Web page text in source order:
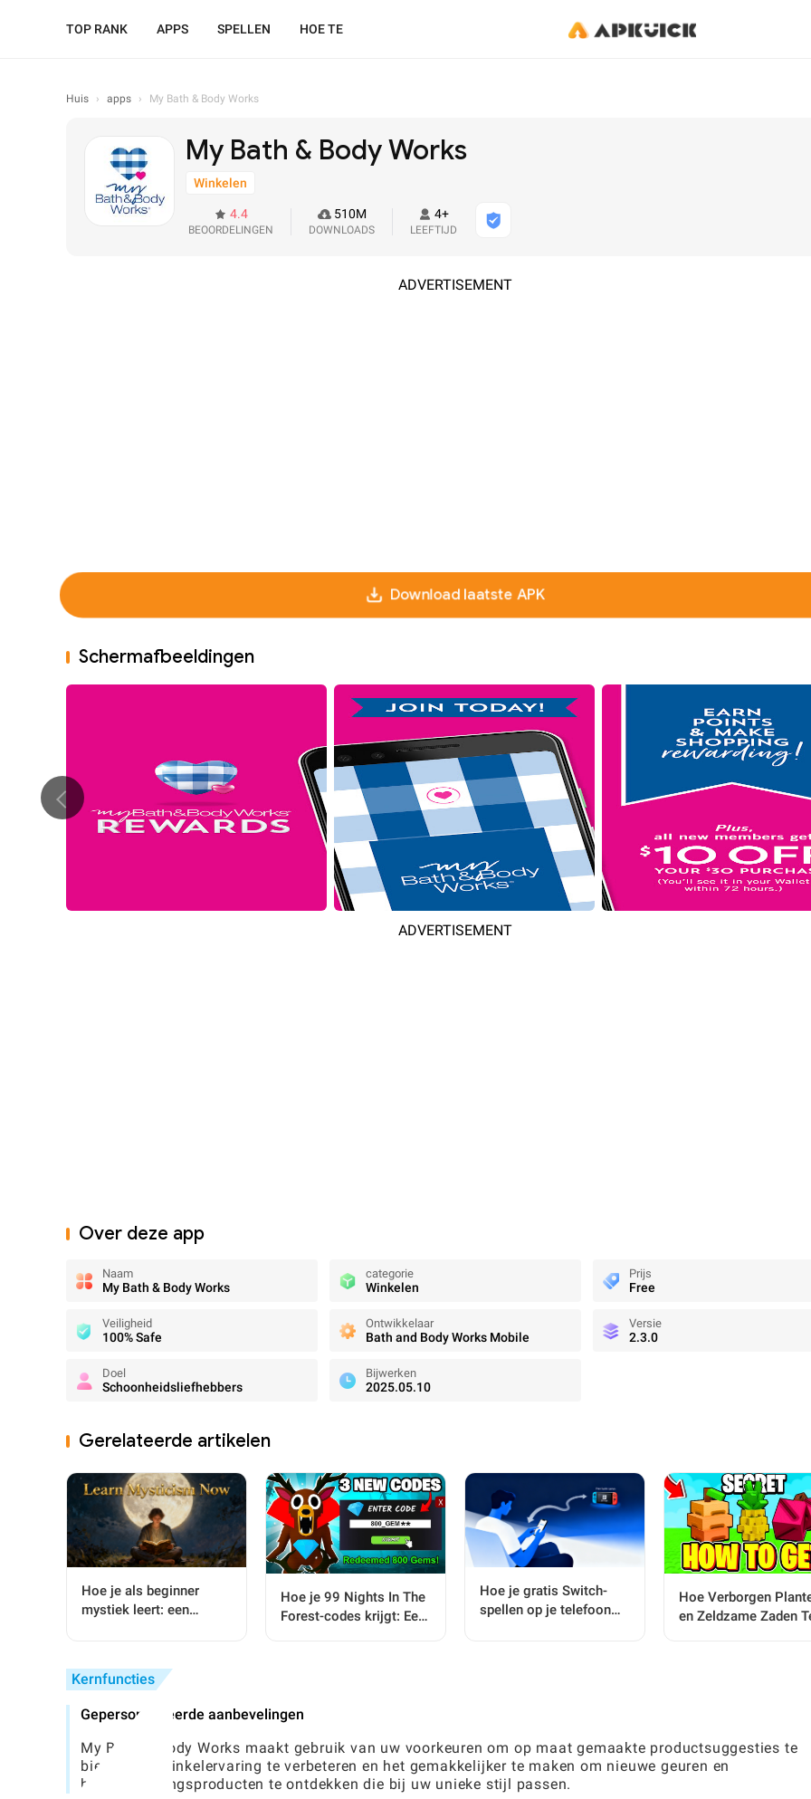
TOP RANK APPS SPELLEN HOE TE
Huis › apps › My Bath & Body Works
My Bath & Body Works
Winkelen
4.4
BEOORDELINGEN
510M
DOWNLOADS
4+
LEEFTIJD
ADVERTISEMENT
Download laatste APK
Schermafbeeldingen
ADVERTISEMENT
Over deze app
Naam
My Bath & Body Works
categorie
Winkelen
Prijs
Free
Veiligheid
100% Safe
Ontwikkelaar
Bath and Body Works Mobile
Versie
2.3.0
Doel
Schoonheidsliefhebbers
Bijwerken
2025.05.10
Gerelateerde artikelen
Hoe je als beginner
mystiek leert: een
Hoe je 99 Nights In The
Forest-codes krijgt: Een
Hoe je gratis Switch-
spellen op je telefoon
Hoe Verborgen
en Zeldzame Zaden
Kernfuncties
Gepersonaliseerde aanbevelingen
My Bath & Body Works maakt gebruik van uw voorkeuren om op maat gemaakte productsuggesties te
bieden, uw winkelervaring te verbeteren en het gemakkelijker te maken om nieuwe geuren en
huidverzorgingsproducten te ontdekken die bij uw unieke stijl passen.